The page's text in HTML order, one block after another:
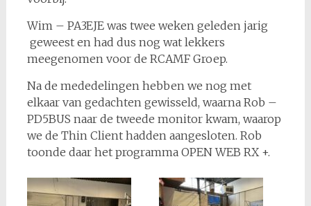
Wim – PA3EJE was twee weken geleden jarig
geweest en had dus nog wat lekkers
meegenomen voor de RCAMF Groep.
Na de mededelingen hebben we nog met
elkaar van gedachten gewisseld, waarna Rob –
PD5BUS naar de tweede monitor kwam, waarop
we de Thin Client hadden aangesloten. Rob
toonde daar het programma OPEN WEB RX +.